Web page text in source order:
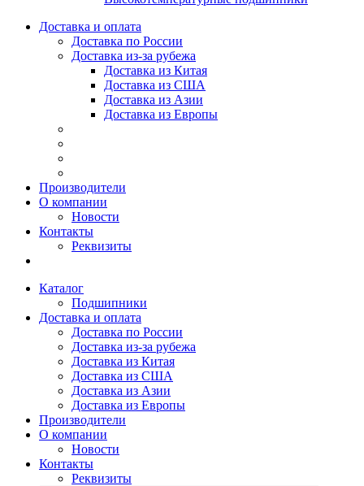
Доставка и оплата
Доставка по России
Доставка из-за рубежа
Доставка из Китая
Доставка из США
Доставка из Азии
Доставка из Европы
Производители
О компании
Новости
Контакты
Реквизиты
Каталог
Подшипники
Доставка и оплата
Доставка по России
Доставка из-за рубежа
Доставка из Китая
Доставка из США
Доставка из Азии
Доставка из Европы
Производители
О компании
Новости
Контакты
Реквизиты